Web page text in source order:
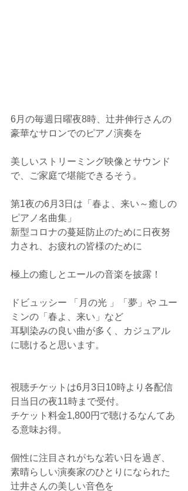
6月の毎週日曜夜8時、辻井伸行さんの
豪華なサロンでのピアノ演奏を
美しいストリーミング映像とサウンド
で、ご家庭で堪能できるそう。
第1夜の6月3日は「春よ、来い～癒しの
ピアノ名曲集」
新型コロナの蔓延防止のために日夜努
力され、お疲れの皆様のために
極上の癒しとエールの音楽を披露！
ドビュッシー 「月の光 」「夢」や ユー
ミンの「春よ、来い」など
耳馴染みの良い曲が多く、カジュアル
に聴けると思います。
視聴チケットは6月3日10時より各配信
日当日の夜11時まで受付。
チケット料金1,800円で聴けるなんてあ
る意味お得。
個性に注目されがちな若い日を過ぎ、
素晴らしい演奏家のひとりになられた
辻井さんの美しい音色を